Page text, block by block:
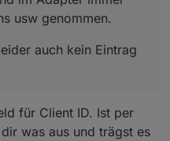
usw genommen.
auch kein Eintrag
für Client ID. Ist per
was aus und trägst es